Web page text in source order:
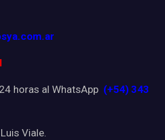
horas al WhatsApp (+54) 343
Viale.